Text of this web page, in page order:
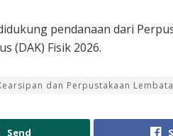
pendanaan dari
(DAK) Fisik 2026.
dan Perpustakaan Lembata
Send